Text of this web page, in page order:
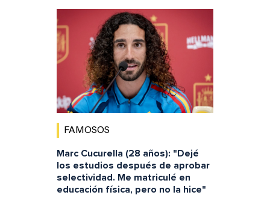
FAMOSOS
Marc Cucurella (28 años): "Dejé
los estudios después de aprobar
selectividad. Me matriculé en
educación física, pero no la hice"